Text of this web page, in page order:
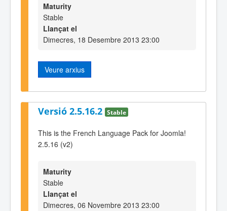
Maturity
Stable
Llançat el
Dimecres, 18 Desembre 2013 23:00
Veure arxius
Versió 2.5.16.2 Stable
This is the French Language Pack for Joomla!
2.5.16 (v2)
Maturity
Stable
Llançat el
Dimecres, 06 Novembre 2013 23:00